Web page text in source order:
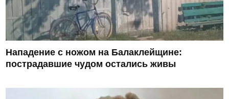
Нападение с ножом на Балаклейщине:
пострадавшие чудом остались живы